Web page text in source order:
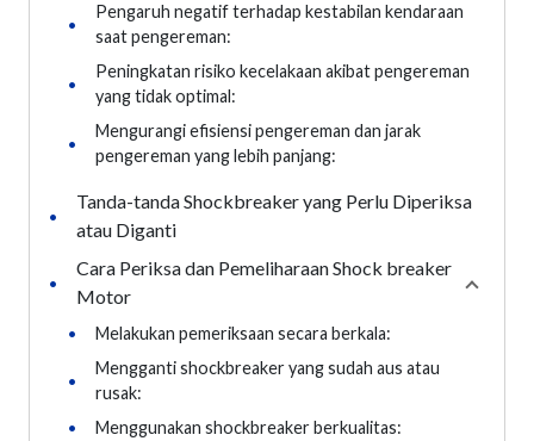
•
Pengaruh negatif terhadap kestabilan kendaraan
saat pengereman:
•
Peningkatan risiko kecelakaan akibat pengereman
yang tidak optimal:
•
Mengurangi efisiensi pengereman dan jarak
pengereman yang lebih panjang:
•
Tanda-tanda Shockbreaker yang Perlu Diperiksa
atau Diganti
•
Cara Periksa dan Pemeliharaan Shock breaker
Motor
• Melakukan pemeriksaan secara berkala:
•
Mengganti shockbreaker yang sudah aus atau
rusak:
•
Menggunakan shockbreaker berkualitas: